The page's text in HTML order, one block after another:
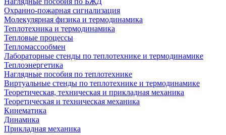
Охранно-пожарная сигнализация
Молекулярная физика и термодинамика
Теплотехника и термодинамика
Тепловые процессы
Тепломассообмен
Лабораторные стенды по теплотехнике и термодинамике
Теплоэнергетика
Наглядные пособия по теплотехнике
Виртуальные стенды по теплотехнике и термодинамике
Теоретическая, техническая и прикладная механика
Теоретическая и техническая механика
Кинематика
Динамика
Прикладная механика